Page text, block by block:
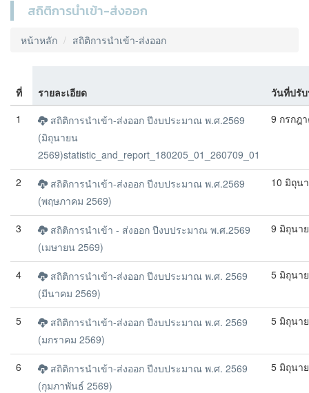
สถิติการนำเข้า-ส่งออก
หน้าหลัก สถิติการนำเข้า-ส่งออก
ที่ รายละเอียด
วันที่ปรั
1
สถิติการนำเข้า-ส่งออก ปีงบประมาณ พ.ศ.2569
(มิถุนายน
2569)statistic_and_report_180205_01_260709_01
9 กรกฎ
2
สถิติการนำเข้า-ส่งออก ปีงบประมาณ พ.ศ.2569
(พฤษภาคม 2569)
10 มิถุน
3
สถิติการนำเข้า - ส่งออก ปีงบประมาณ พ.ศ.2569
(เมษายน 2569)
9 มิถุนา
4
สถิติการนำเข้า-ส่งออก ปีงบประมาณ พ.ศ. 2569
(มีนาคม 2569)
5 มิถุนา
5
สถิติการนำเข้า-ส่งออก ปีงบประมาณ พ.ศ. 2569
(มกราคม 2569)
5 มิถุนา
6
สถิติการนำเข้า-ส่งออก ปีงบประมาณ พ.ศ. 2569
(กุมภาพันธ์ 2569)
5 มิถุนา